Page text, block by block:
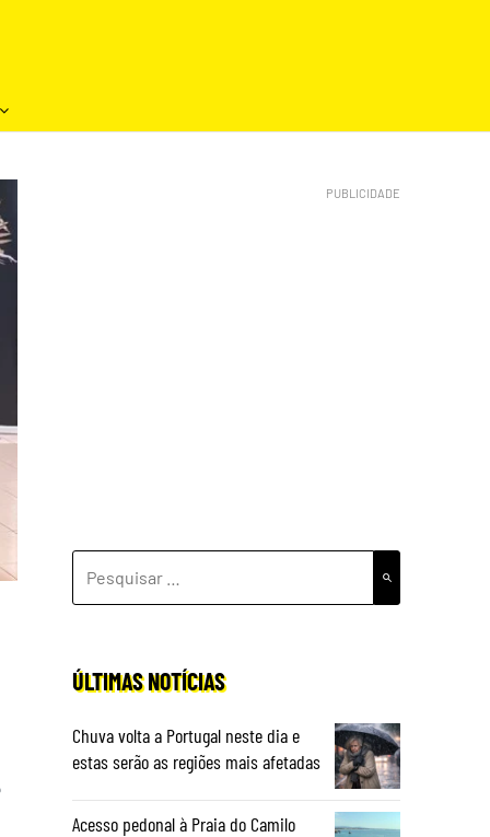
POR:
ÚLTIMAS NOTÍCIAS
Chuva volta a Portugal neste dia e
estas serão as regiões mais afetadas
Acesso pedonal à Praia do Camilo